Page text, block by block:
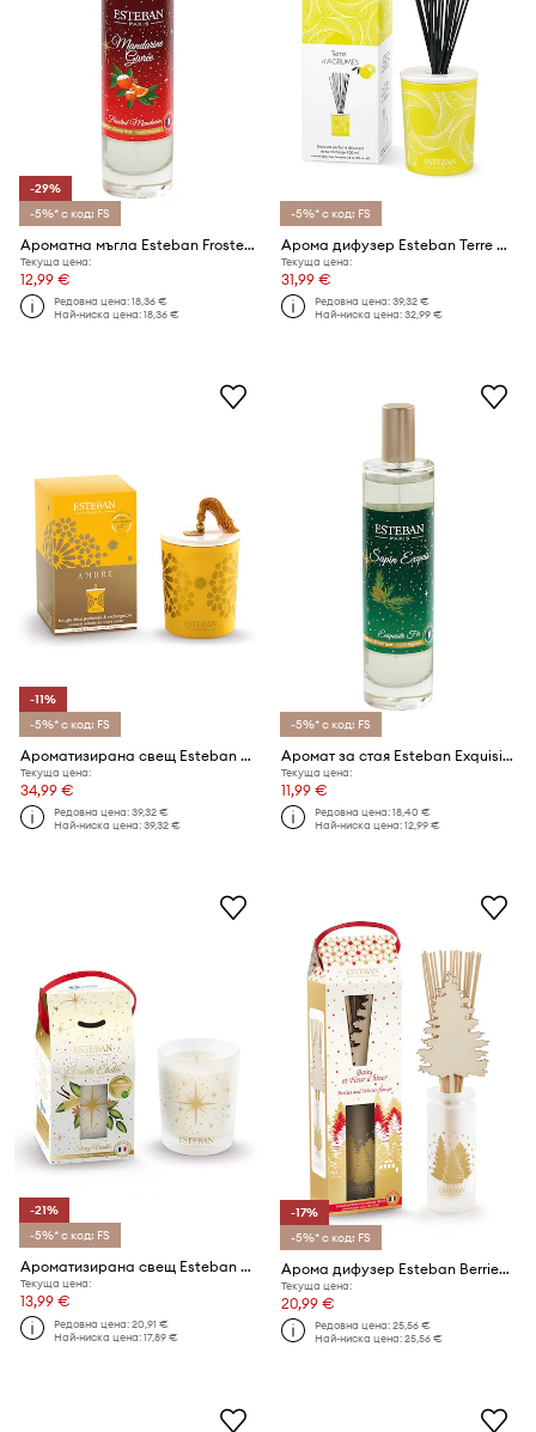
-29%
-5%* с код: FS
Ароматна мъгла Esteban Frosted Mandarin Christmas Edition 75 ml
Текуща цена:
12,99 €
Редовна цена:18,36 €
Най-ниска цена:18,36 €
-5%* с код: FS
Арома дифузер Esteban Terre d'Agrumes 100 ml
Текуща цена:
31,99 €
Редовна цена:39,32 €
Най-ниска цена:32,99 €
-11%
-5%* с код: FS
Ароматизирана свещ Esteban Ambre 180 g
Текуща цена:
34,99 €
Редовна цена:39,32 €
Най-ниска цена:39,32 €
-5%* с код: FS
Аромат за стая Esteban Exquisite Fir 75 ml
Текуща цена:
11,99 €
Редовна цена:18,40 €
Най-ниска цена:12,99 €
-21%
-5%* с код: FS
Ароматизирана свещ Esteban Starry Vanilla 180 g
Текуща цена:
13,99 €
Редовна цена:20,91 €
Най-ниска цена:17,89 €
-17%
-5%* с код: FS
Арома дифузер Esteban Berries and Winter Flower 100 ml
Текуща цена:
20,99 €
Редовна цена:25,56 €
Най-ниска цена:25,56 €